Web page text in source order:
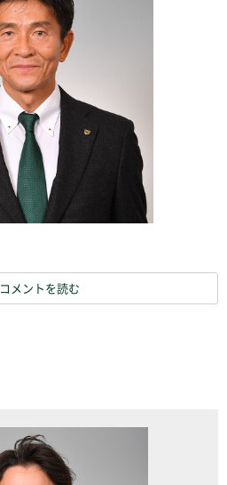
コメントを読む